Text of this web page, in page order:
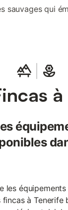
sauvages qui
les
fincas à